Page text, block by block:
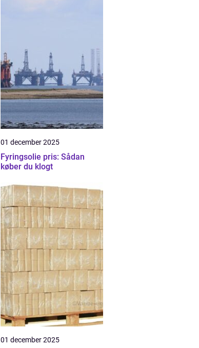
01 december 2025
Fyringsolie pris: Sådan
køber du klogt
01 december 2025